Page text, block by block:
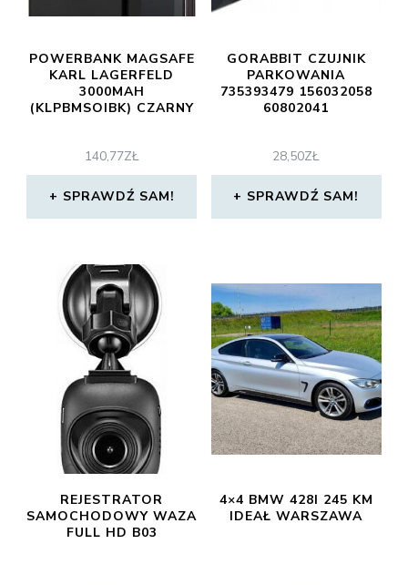
POWERBANK MAGSAFE
KARL LAGERFELD
3000MAH
(KLPBMSOIBK) CZARNY
140,77ZŁ
SPRAWDŹ SAM!
GORABBIT CZUJNIK
PARKOWANIA
735393479 156032058
60802041
28,50ZŁ
SPRAWDŹ SAM!
REJESTRATOR
SAMOCHODOWY WAZA
FULL HD B03
4×4 BMW 428I 245 KM
IDEAŁ WARSZAWA